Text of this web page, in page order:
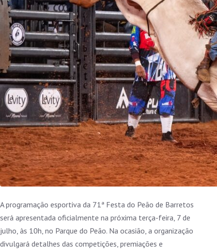
A programação esportiva da 71ª Festa do Peão de Barretos
será apresentada oficialmente na próxima terça-feira, 7 de
julho, às 10h, no Parque do Peão. Na ocasião, a organização
divulgará detalhes das competições, premiações e